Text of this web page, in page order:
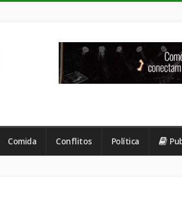
Comida Conflitos Política